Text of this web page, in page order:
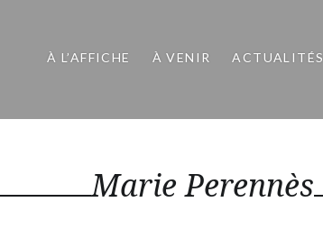
À L’AFFICHE À VENIR ACTUALITÉS
Marie Perennès